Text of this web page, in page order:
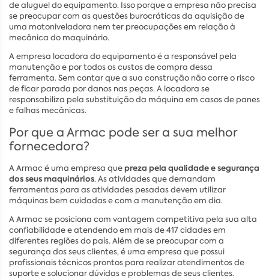
de aluguel do equipamento. Isso porque a empresa não precisa
se preocupar com as questões burocráticas da aquisição de
uma motoniveladora nem ter preocupações em relação à
mecânica do maquinário.
A empresa locadora do equipamento é a responsável pela
manutenção e por todos os custos de compra dessa
ferramenta. Sem contar que a sua construção não corre o risco
de ficar parada por danos nas peças. A locadora se
responsabiliza pela substituição da máquina em casos de panes
e falhas mecânicas.
Por que a Armac pode ser a sua melhor
fornecedora?
A Armac é uma empresa quepreza pela qualidade e segurança
dos seus maquinários. As atividades que demandam
ferramentas para as atividades pesadas devem utilizar
máquinas bem cuidadas e com a manutenção em dia.
A Armac se posiciona com vantagem competitiva pela sua alta
confiabilidade e atendendo em mais de 417 cidades em
diferentes regiões do país. Além de se preocupar com a
segurança dos seus clientes, é uma empresa que possui
profissionais técnicos prontos para realizar atendimentos de
suporte e solucionar dúvidas e problemas de seus clientes.